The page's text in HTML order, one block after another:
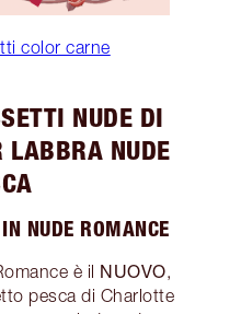
color carne
NUDE DI
LABBRA NUDE
NUDE ROMANCE
è il NUOVO,
pesca di Charlotte